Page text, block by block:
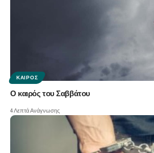
ΚΑΙΡΌΣ
Ο καιρός του Σαββάτου
4 Λεπτά Ανάγνωσης